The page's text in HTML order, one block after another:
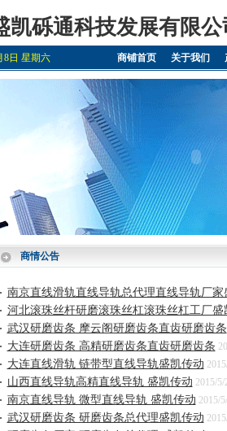
凯砾通科技发展有限公
8日 星期六 商铺首页 关于我们
商情公告
· 南京直线滑轨直线导轨总代理直线导轨厂家
· 河北滚珠丝杆研磨滚珠丝杠滚珠丝杠工厂盛
· 武汉研磨齿条 摩云阁研磨齿条直齿研磨齿条
· 大连研磨齿条 高精研磨齿条直齿研磨齿条
· 大连直线滑轨 链带型直线导轨盛凯传动
· 山西直线导轨高精直线导轨 盛凯传动 2015/
· 南京直线导轨 微型直线导轨 盛凯传动 2015/
· 武汉研磨齿条 研磨齿条总代理盛凯传动